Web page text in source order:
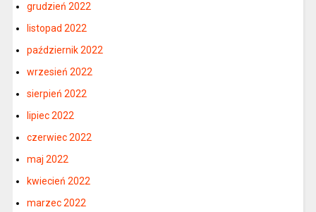
grudzień 2022
listopad 2022
październik 2022
wrzesień 2022
sierpień 2022
lipiec 2022
czerwiec 2022
maj 2022
kwiecień 2022
marzec 2022